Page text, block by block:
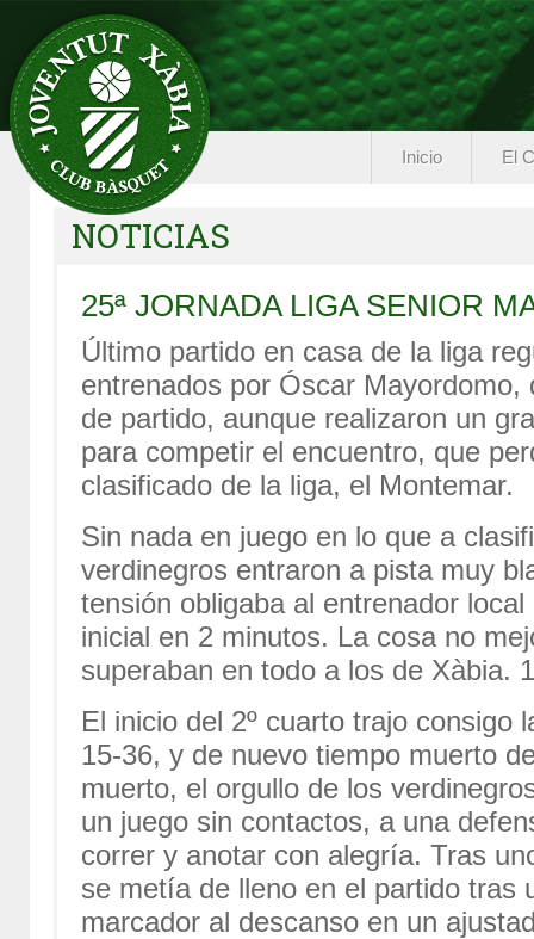
Inicio El
NOTICIAS
25ª JORNADA LIGA SENIOR
Último partido en casa de la liga
entrenados por Óscar
de partido, aunque realizaron un
para competir el encuentro, que
clasificado de la liga, el Montemar.
Sin nada en juego en lo que a
verdinegros entraron a pista muy
tensión obligaba al entrenador
inicial en 2 minutos. La cosa no
superaban en todo a los de Xàbia.
El inicio del 2º cuarto trajo consigo
15-36, y de nuevo tiempo muerto
muerto, el orgullo de los
un juego sin contactos, a una
correr y anotar con alegría. Tras
se metía de lleno en el partido tras
marcador al descanso en un